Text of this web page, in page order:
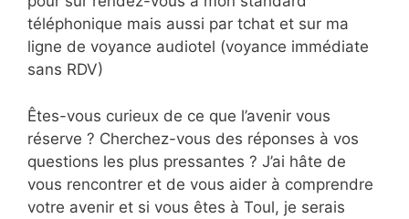
téléphonique mais aussi par tchat et sur ma
ligne de voyance audiotel (voyance immédiate
sans RDV)
Êtes-vous curieux de ce que l’avenir vous
réserve ? Cherchez-vous des réponses à vos
questions les plus pressantes ? J’ai hâte de
vous rencontrer et de vous aider à comprendre
votre avenir et si vous êtes à Toul, je serais